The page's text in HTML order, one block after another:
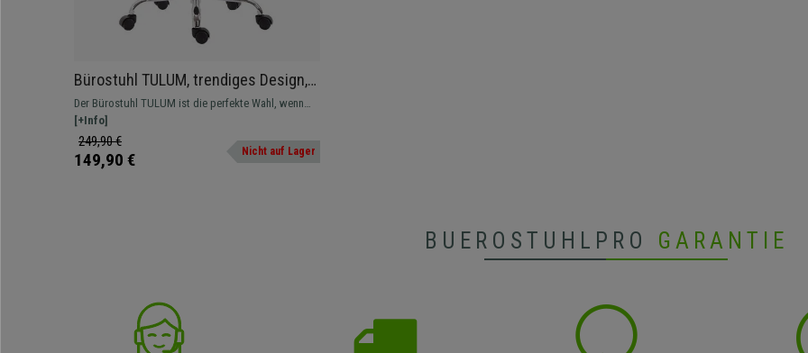
Bürostuhl TULUM, trendiges Design,
Metallfußkreuz, Lederbezug, Farbe
Grau
Der Bürostuhl TULUM ist die perfekte Wahl, wenn
Sie hohen Wert auf Qualität, Design und hochwertige
Materialien legen.
[+Info]
249,90 €
149,90 € Nicht auf Lager
BUEROSTUHLPRO GARANTIE